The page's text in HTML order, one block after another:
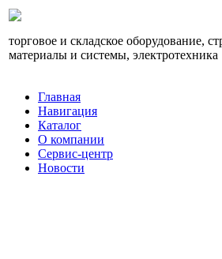
торговое и складское оборудование,
материалы и системы, электротехника
Главная
Навигация
Каталог
О компании
Сервис-центр
Новости